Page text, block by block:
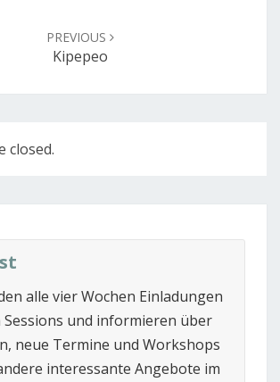
PREVIOUS
Kipepeo
closed.
alle vier Wochen Einladungen
Sessions und informieren über
neue Termine und Workshops
interessante Angebote im